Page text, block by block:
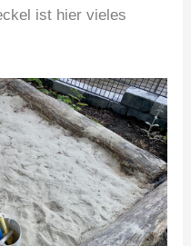
ist hier vieles